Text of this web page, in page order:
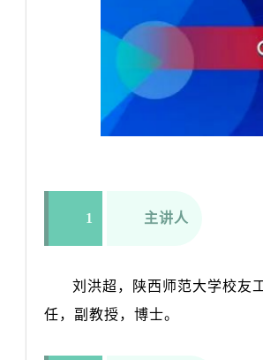
1 主讲人
刘洪超，陕西师范大学校友
任，副教授，博士。